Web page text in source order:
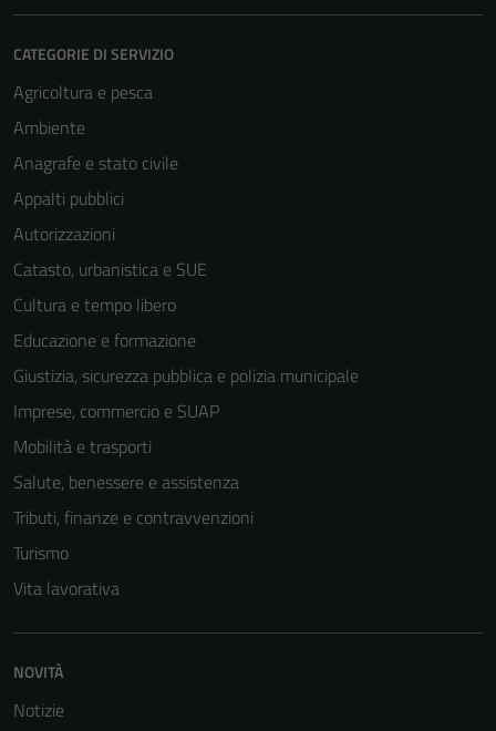
CATEGORIE DI SERVIZIO
Agricoltura e pesca
Ambiente
Anagrafe e stato civile
Appalti pubblici
Autorizzazioni
Catasto, urbanistica e SUE
Cultura e tempo libero
Educazione e formazione
Giustizia, sicurezza pubblica e polizia municipale
Imprese, commercio e SUAP
Mobilità e trasporti
Salute, benessere e assistenza
Tributi, finanze e contravvenzioni
Turismo
Vita lavorativa
NOVITÀ
Notizie